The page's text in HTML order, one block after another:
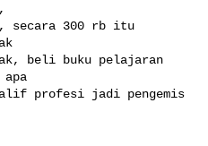
secara 300 rb itu
beli buku pelajaran
profesi jadi pengemis